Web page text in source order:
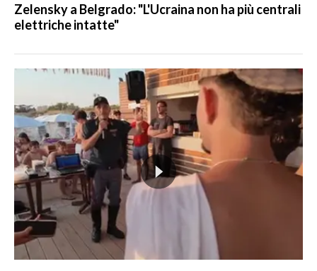
Zelensky a Belgrado: "L'Ucraina non ha più centrali
elettriche intatte"